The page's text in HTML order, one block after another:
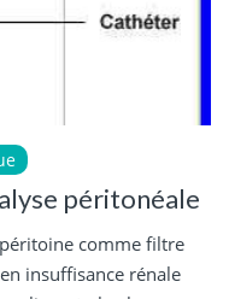
péritonéale
comme filtre
insuffisance rénale